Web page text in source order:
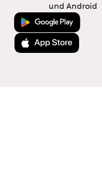
und Android
Jetzt bei Google Play
Laden im App Store